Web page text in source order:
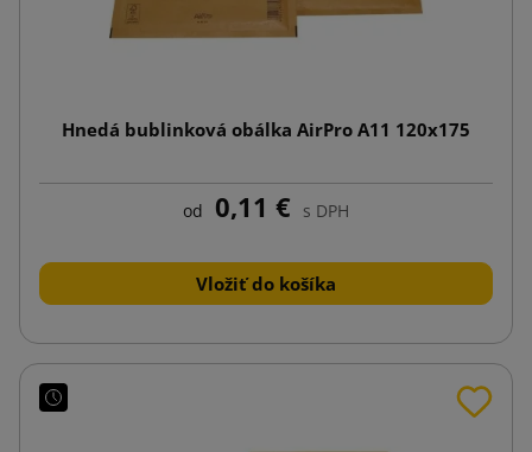
Hnedá bublinková obálka AirPro A11 120x175
od 0,11 € s DPH
Vložiť do košíka